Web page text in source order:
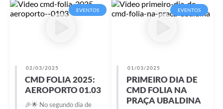
EVENTOS
02/03/2025
CMD FOLIA 2025:
AEROPORTO 01.03
🎉🌟 No segundo dia de
EVENTOS
01/03/2025
PRIMEIRO DIA DE
CMD FOLIA NA
PRAÇA UBALDINA